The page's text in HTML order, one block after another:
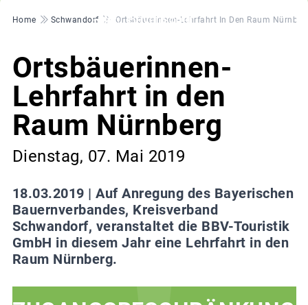
Pfadnavigation
Home Schwandorf Ortsbäuerinnen-Lehrfahrt In Den Raum
Ortsbäuerinnen-
Lehrfahrt in den
Raum Nürnberg
Dienstag, 07. Mai 2019
18.03.2019 | Auf Anregung des Bayerischen
Bauernverbandes, Kreisverband
Schwandorf, veranstaltet die BBV-Touristik
GmbH in diesem Jahr eine Lehrfahrt in den
Raum Nürnberg.